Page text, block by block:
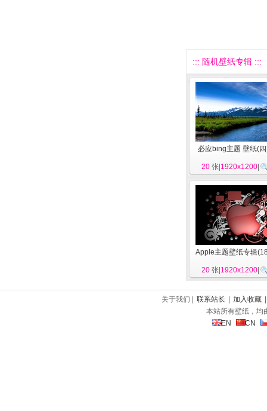
::: 随机壁纸专辑 :::
必应bing主题 壁纸(
20 张| 1920x1200
Apple主题壁纸专辑
20 张| 1920x1200
关于我们 | 联系站长 加入收藏
本站所有壁纸，均
EN
CN